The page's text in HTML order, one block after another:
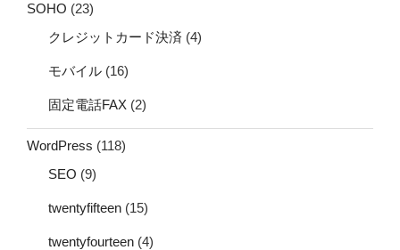
SOHO (23)
クレジットカード決済 (4)
モバイル (16)
固定電話FAX (2)
WordPress (118)
SEO (9)
twentyfifteen (15)
twentyfourteen (4)